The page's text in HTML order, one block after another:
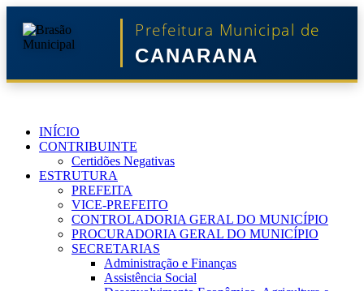
Prefeitura Municipal de
CANARANA
INÍCIO
CONTRIBUINTE
Certidões Negativas
ESTRUTURA
PREFEITA
VICE-PREFEITO
CONTROLADORIA GERAL DO MUNICÍPIO
PROCURADORIA GERAL DO MUNICÍPIO
SECRETARIAS
Administração e Finanças
Assistência Social